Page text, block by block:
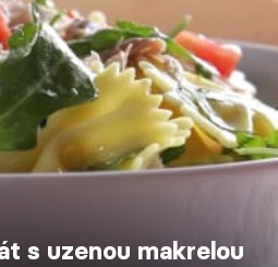
s uzenou makrelou